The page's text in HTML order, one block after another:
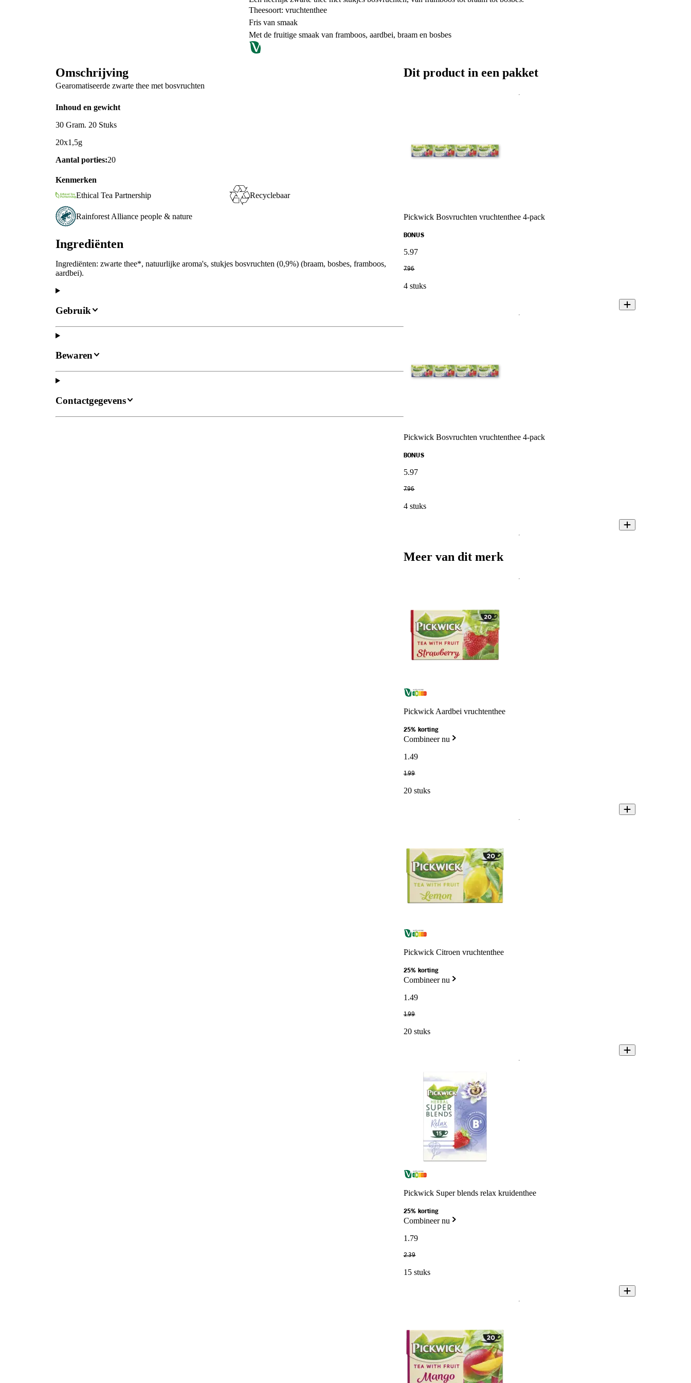
Theesoort: vruchtenthee
Fris van smaak
Met de fruitige smaak van framboos, aardbei, braam en bosbes
Omschrijving
Gearomatiseerde zwarte thee met bosvruchten
Inhoud en gewicht
30 Gram. 20 Stuks
20x1,5g
Aantal porties:20
Kenmerken
Ethical Tea Partnership
Recyclebaar
Rainforest Alliance people & nature
Ingrediënten
Ingrediënten: zwarte thee*, natuurlijke aroma's, stukjes bosvruchten (0,9%) (braam, bosbes, framboos,
aardbei).
Gebruik
Bewaren
Contactgegevens
Dit product in een pakket
Pickwick Bosvruchten vruchtenthee 4-pack
BONUS
5.97
7.96
4 stuks
Pickwick Bosvruchten vruchtenthee 4-pack
BONUS
5.97
7.96
4 stuks
Meer van dit merk
Pickwick Aardbei vruchtenthee
25% korting
Combineer nu
1 .49
1.99
20 stuks
Pickwick Citroen vruchtenthee
25% korting
Combineer nu
1 .49
1.99
20 stuks
Pickwick Super blends relax kruidenthee
25% korting
Combineer nu
1 .79
2.39
15 stuks